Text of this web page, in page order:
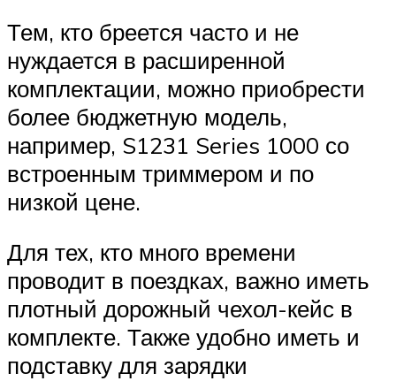
Тем, кто бреется часто и не
нуждается в расширенной
комплектации, можно приобрести
более бюджетную модель,
например, S1231 Series 1000 со
встроенным триммером и по
низкой цене.
Для тех, кто много времени
проводит в поездках, важно иметь
плотный дорожный чехол-кейс в
комплекте. Также удобно иметь и
подставку для зарядки